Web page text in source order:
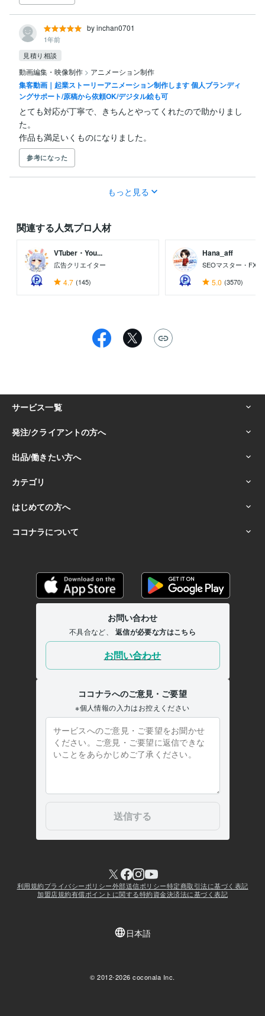
by inchan0701
1年前
見積り相談
動画編集・映像制作 > アニメーション制作
集客動画｜起業ストーリーアニメーション制作します 個人ブランディ
ングサポート/原稿から依頼OK/デジタル絵も可
とても対応が丁寧で、きちんとやってくれたので助かりまし
た。
作品も満足いくものになりました。
参考になった
もっと見る
関連する人気プロ人材
VTuber・You...
広告クリエイター
4.7 (145)
Hana_aff
SEOマスター・FX
5.0 (3570)